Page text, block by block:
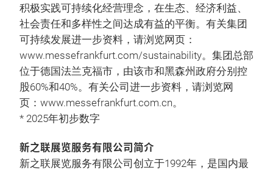
积极实践可持续化经营理念，在生态、经济利益、
社会责任和多样性之间达成有益的平衡。有关集团
可持续发展进一步资料，请浏览网页：
www.messefrankfurt.com/sustainability。集团总部
位于德国法兰克福市，由该市和黑森州政府分别控
股60%和40%。有关公司进一步资料，请浏览网
页：www.messefrankfurt.com.cn。
* 2025年初步数字
新之联展览服务有限公司简介
新之联展览服务有限公司创立于1992年，是国内最